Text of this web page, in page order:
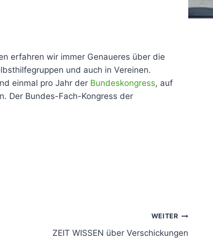
erfahren wir immer Genaueres über die
und auch in Vereinen.
einmal pro Jahr der Bundeskongress, auf
Der Bundes-Fach-Kongress der
WEITER
ZEIT WISSEN über Verschickungen